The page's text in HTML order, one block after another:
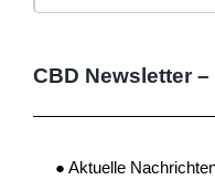
CBD Newsletter
● Aktuelle